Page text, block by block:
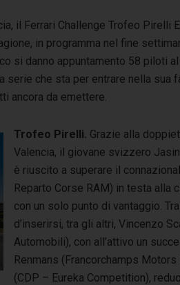
il Ferrari Challenge Trofeo Pirelli
in programma nel fine
si danno appuntamento 58 piloti
che sta per entrare nella sua
ancora da emettere.
Trofeo Pirelli. Grazie alla
Valencia, il giovane svizzero
è riuscito a superare il
Reparto Corse RAM) in testa alla
con un solo punto di vantaggio.
d’inserirsi, tra gli altri, Vincenzo
Automobili), con all’attivo un
Renmans (Francorchamps
(CDP – Eureka Competition),